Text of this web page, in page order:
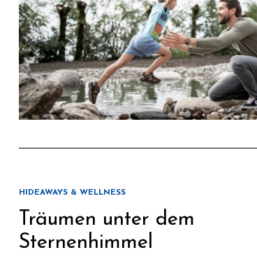
HIDEAWAYS & WELLNESS
Träumen unter dem
Sternenhimmel